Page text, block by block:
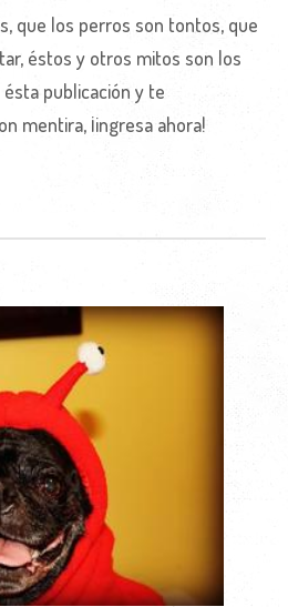
que los perros son tontos, que
éstos y otros mitos son los
publicación y te
mentira, ¡ingresa ahora!